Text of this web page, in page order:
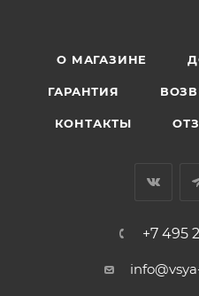
О МАГАЗИНЕ
ГАРАНТИЯ
КОНТАКТЫ
+7 495